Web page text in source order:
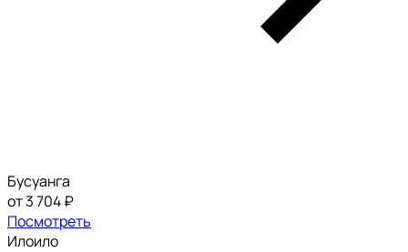
Бусуанга
от 3 704 ₽
Посмотреть
Илоило